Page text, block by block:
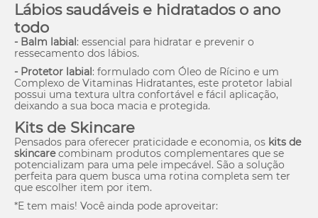
Lábios saudáveis e hidratados o ano
todo
- Balm labial: essencial para hidratar e prevenir o
ressecamento dos lábios.
- Protetor labial: formulado com Óleo de Rícino e um
Complexo de Vitaminas Hidratantes, este protetor labial
possui uma textura ultra confortável e fácil aplicação,
deixando a sua boca macia e protegida.
Kits de Skincare
Pensados para oferecer praticidade e economia, os kits de
skincarecombinam produtos complementares que se
potencializam para uma pele impecável. São a solução
perfeita para quem busca uma rotina completa sem ter
que escolher item por item.
*E tem mais! Você ainda pode aproveitar: